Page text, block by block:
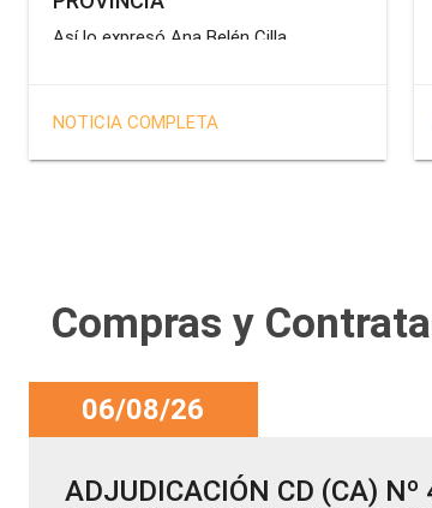
Así lo expresó Ana Belén Cilla,
balance del trabajo del organismo en el
adjudicación de lotes a personal
NOTICIA COMPLETA
Compras y
06/08/26
ADJUDICACIÓN CD (CA)